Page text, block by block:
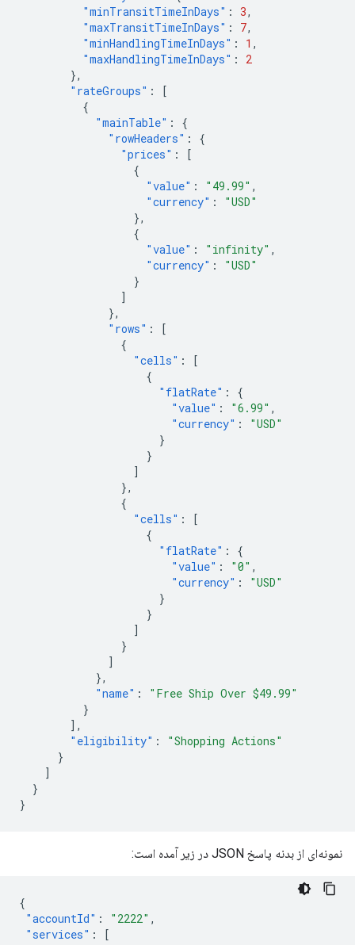
"minTransitTimeInDays" : 3,
"maxTransitTimeInDays" : 7,
"minHandlingTimeInDays" : 1 ,
"maxHandlingTimeInDays" :
2
},
"rateGroups" :
[
{
"mainTable" :
{
"rowHeaders" :
{
"prices" :
[
{
"value" : "49.99" ,
"currency" :
"USD"
},
{
"value" : "infinity" ,
"currency" :
"USD"
}
]
},
"rows" :
[
{
"cells" :
[
{
"flatRate" :
{
"value" : "6.99" ,
"currency" :
"USD"
}
}
]
},
{
"cells" :
[
{
"flatRate" :
{
"value" : "0" ,
"currency" :
"USD"
}
}
]
}
]
},
"name" :
"Free Ship Over $49.99"
}
],
"eligibility" :
"Shopping Actions"
}
]
}
}
نمونه‌ای از بدنه پاسخ JSON در زیر آمده است:
{
"accountId" : "2222" ,
"services" :
[